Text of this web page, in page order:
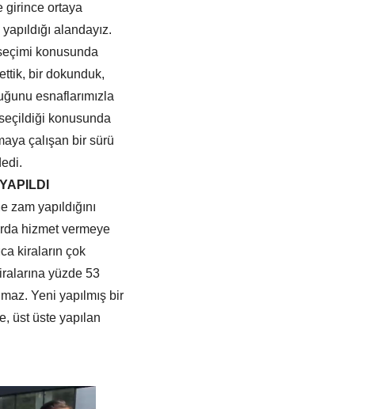
girince ortaya
alandayız.
konusunda
ettik, bir dokunduk,
esnaflarımızla
seçildiği konusunda
çalışan bir sürü
yapıldığını
hizmet vermeye
kiraların çok
yüzde 53
Yeni yapılmış bir
üst üste yapılan